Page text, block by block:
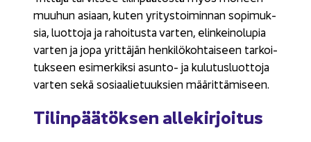
muu­hun asi­aan, kuten yri­tys­toi­min­nan so­pi­muk­
sia, luot­to­ja ja ra­hoi­tus­ta var­ten, elin­kei­no­lu­pia
var­ten ja jopa yrit­tä­jän hen­ki­lö­koh­tai­seen tar­koi­
tuk­seen esi­mer­kik­si asunto-​ ja ku­lu­tus­luot­to­ja
var­ten sekä so­si­aa­lie­tuuk­sien mää­rit­tä­mi­seen.
Ti­lin­pää­tök­sen al­le­kir­joi­tus